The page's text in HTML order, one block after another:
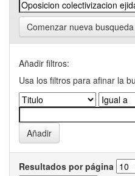
Comenzar nueva busqueda
Añadir filtros:
Usa los filtros para afinar la
Resultados por página